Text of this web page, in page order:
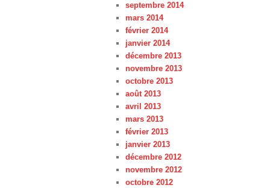
septembre 2014
mars 2014
février 2014
janvier 2014
décembre 2013
novembre 2013
octobre 2013
août 2013
avril 2013
mars 2013
février 2013
janvier 2013
décembre 2012
novembre 2012
octobre 2012